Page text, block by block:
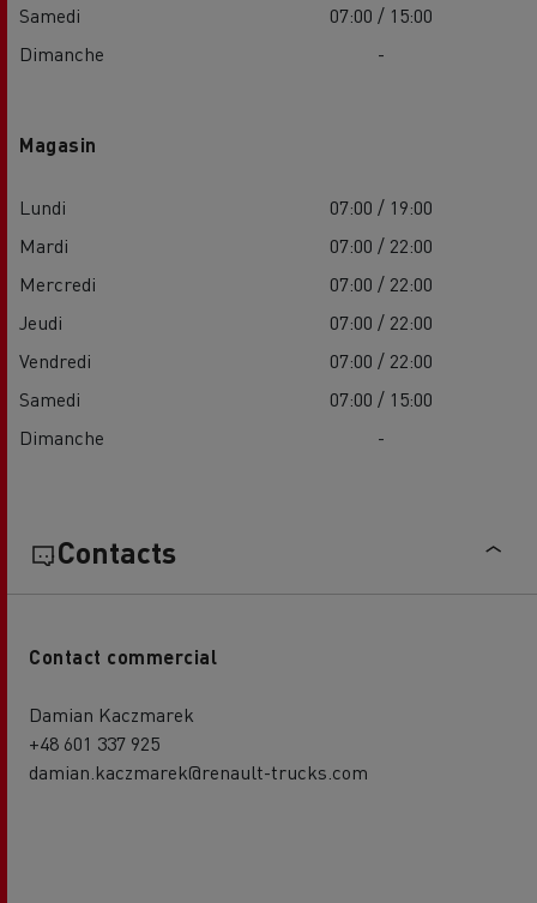
Samedi
07:00 / 15:00
Dimanche
-
Magasin
Lundi
07:00 / 19:00
Mardi
07:00 / 22:00
Mercredi
07:00 / 22:00
Jeudi
07:00 / 22:00
Vendredi
07:00 / 22:00
Samedi
07:00 / 15:00
Dimanche
-
Contacts
Contact commercial
Damian Kaczmarek
+48 601 337 925
damian.kaczmarek@renault-trucks.com